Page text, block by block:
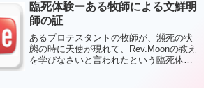
臨死体験ーある牧師による文鮮明
師の証
あるプロテスタントの牧師が、瀕死の状
態の時に天使が現れて、Rev.Moonの教え
を学びなさいと言われたという臨死体験